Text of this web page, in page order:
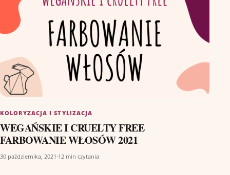
KOLORYZACJA I STYLIZACJA
WEGAŃSKIE I CRUELTY FREE
FARBOWANIE WŁOSÓW 2021
30 października, 2021 ·12 min czytania